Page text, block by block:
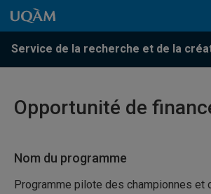
Passer au contenu
Accéder au menu principal
Accéder à la recherche
Passer au contenu
Accéder au menu principal
Service de la recherche et de la
Menu
Opportunité de
Nom du programme
Programme pilote des championnes et